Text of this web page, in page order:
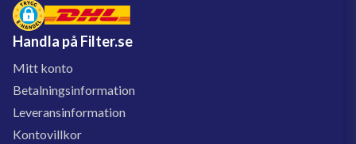
Handla på Filter.se
Mitt konto
Betalningsinformation
Leveransinformation
Kontovillkor